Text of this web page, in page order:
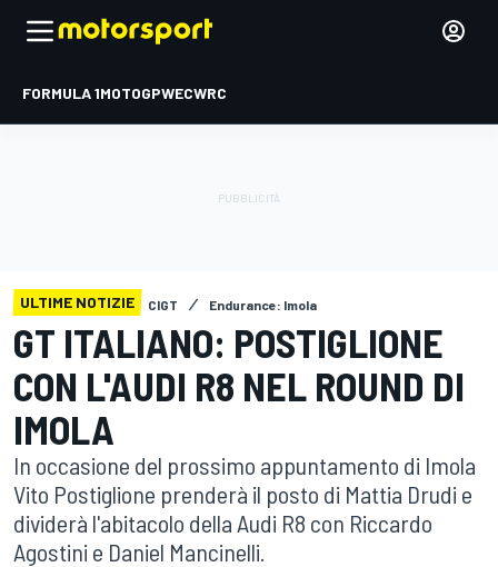
FORMULA 1MOTOGPWECWRC
ULTIME NOTIZIE CIGT Endurance: Imola
GT ITALIANO: POSTIGLIONE
CON L'AUDI R8 NEL ROUND DI
IMOLA
In occasione del prossimo appuntamento di Imola
Vito Postiglione prenderà il posto di Mattia Drudi e
dividerà l'abitacolo della Audi R8 con Riccardo
Agostini e Daniel Mancinelli.